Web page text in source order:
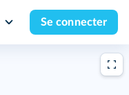
Se connecter